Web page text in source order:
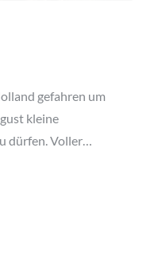
gefahren um
kleine
dürfen. Voller…